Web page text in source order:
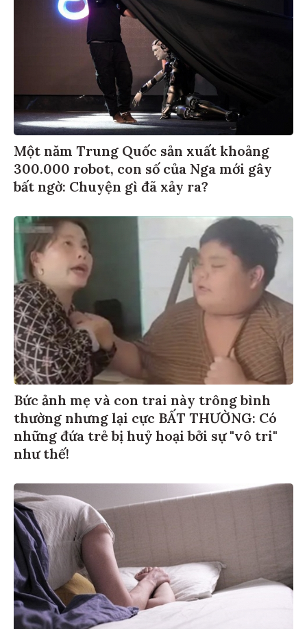
Một năm Trung Quốc sản xuất khoảng
300.000 robot, con số của Nga mới gây
bất ngờ: Chuyện gì đã xảy ra?
Bức ảnh mẹ và con trai này trông bình
thường nhưng lại cực BẤT THƯỜNG: Có
những đứa trẻ bị huỷ hoại bởi sự "vô tri"
như thế!